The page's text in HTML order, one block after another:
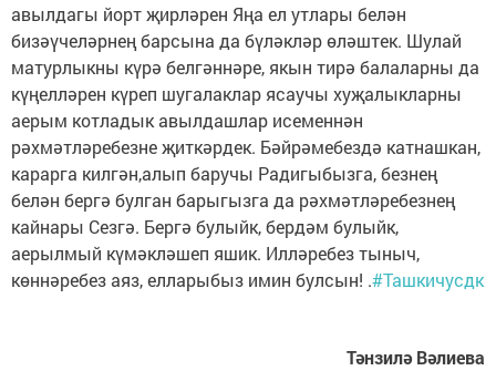
авылдагы йорт җирләрен Яңа ел утлары белән
бизәүчеләрнең барсына да бүләкләр өләштек. Шулай
матурлыкны күрә белгәннәре, якын тирә балаларны да
күңелләрен күреп шугалаклар ясаучы хуҗалыкларны
аерым котладык авылдашлар исеменнән
рәхмәтләребезне җиткәрдек. Бәйрәмебездә катнашкан,
карарга килгән,алып баручы Радигыбызга, безнең
белән бергә булган барыгызга да рәхмәтләребезнең
кайнары Сезгә. Бергә булыйк, бердәм булыйк,
аерылмый күмәкләшеп яшик. Илләребез тыныч,
көннәребез аяз, елларыбыз имин булсын! .#Ташкичусдк
Тәнзилә Вәлиева